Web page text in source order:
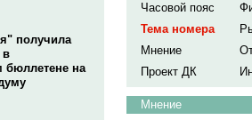
получила
в
бюллетене на
Часовой пояс
Тема номера
Мнение
Проект ДК
Мнение